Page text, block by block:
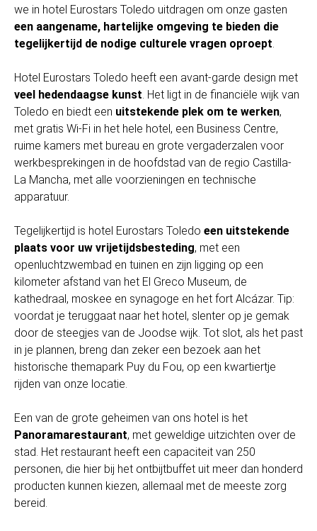
we in hotel Eurostars Toledo uitdragen om onze gasten
een aangename, hartelijke omgeving te bieden die
tegelijkertijd de nodige culturele vragen oproept.
Hotel Eurostars Toledo heeft een avant-garde design met
veel hedendaagse kunst. Het ligt in de financiële wijk van
Toledo en biedt een uitstekende plek om te werken,
met gratis Wi-Fi in het hele hotel, een Business Centre,
ruime kamers met bureau en grote vergaderzalen voor
werkbesprekingen in de hoofdstad van de regio Castilla-
La Mancha, met alle voorzieningen en technische
apparatuur.
Tegelijkertijd is hotel Eurostars Toledo een uitstekende
plaats voor uw vrijetijdsbesteding, met een
openluchtzwembad en tuinen en zijn ligging op een
kilometer afstand van het El Greco Museum, de
kathedraal, moskee en synagoge en het fort Alcázar. Tip:
voordat je teruggaat naar het hotel, slenter op je gemak
door de steegjes van de Joodse wijk. Tot slot, als het past
in je plannen, breng dan zeker een bezoek aan het
historische themapark Puy du Fou, op een kwartiertje
rijden van onze locatie.
Een van de grote geheimen van ons hotel is het
Panoramarestaurant, met geweldige uitzichten over de
stad. Het restaurant heeft een capaciteit van 250
personen, die hier bij het ontbijtbuffet uit meer dan honderd
producten kunnen kiezen, allemaal met de meeste zorg
bereid.